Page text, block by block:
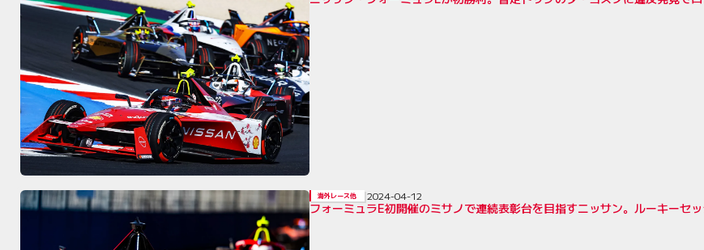
フォーミュラE初開催のミサノで連続表彰台を目指すニッサン。ルーキーセ
海外レース他 2024-04-12